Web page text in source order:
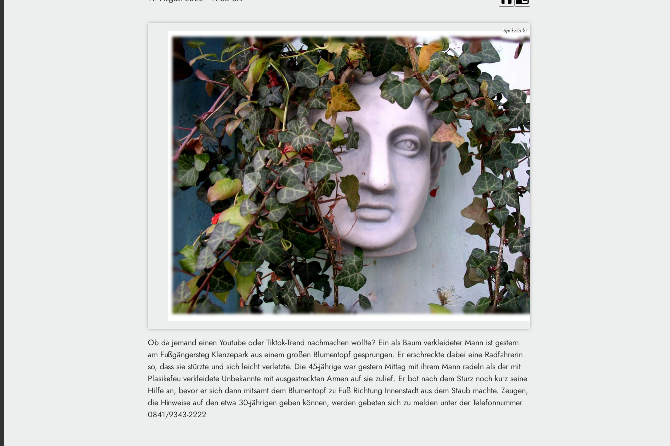
Symbolbild
Ob da jemand einen Youtube oder Tiktok-Trend nachmachen wollte? Ein als Baum verkleideter Mann ist gestern
am Fußgängersteg Klenzepark aus einem großen Blumentopf gesprungen. Er erschreckte dabei eine Radfahrerin
so, dass sie stürzte und sich leicht verletzte. Die 45-jährige war gestern Mittag mit ihrem Mann radeln als der mit
Plasikefeu verkleidete Unbekannte mit ausgestreckten Armen auf sie zulief. Er bot nach dem Sturz noch kurz seine
Hilfe an, bevor er sich dann mitsamt dem Blumentopf zu Fuß Richtung Innenstadt aus dem Staub machte. Zeugen,
die Hinweise auf den etwa 30-jährigen geben können, werden gebeten sich zu melden unter der Telefonnummer
0841/9343-2222